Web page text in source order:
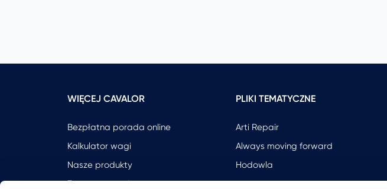
WIĘCEJ CAVALOR
Bezpłatna porada online
Kalkulator wagi
Nasze produkty
Zostaw recenzje
PLIKI TEMATYCZNE
Arti Repair
Always moving forward
Hodowla